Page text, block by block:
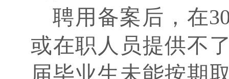
聘用备案后，在
或在职人员提供不
届毕业生未能按期